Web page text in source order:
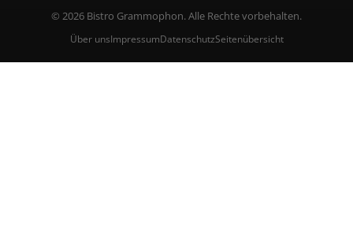
© 2026 Bistro Grammophon. Alle Rechte vorbehalten.
Über unsImpressumDatenschutzSeitenübersicht